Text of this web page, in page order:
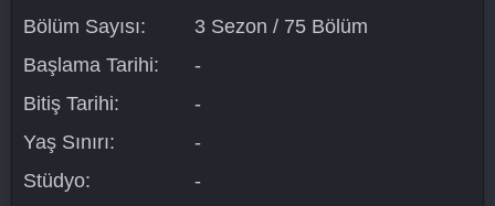
Bölüm Sayısı:
3 Sezon / 75 Bölüm
Başlama Tarihi:
-
Bitiş Tarihi:
-
Yaş Sınırı:
-
Stüdyo:
-